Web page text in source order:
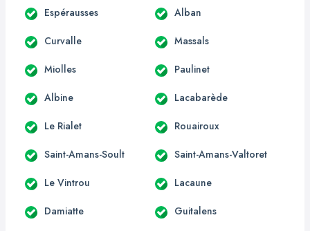
Espérausses Alban
Curvalle Massals
Miolles Paulinet
Albine Lacabarède
Le Rialet Rouairoux
Saint-Amans-Soult Saint-Amans-Valtoret
Le Vintrou Lacaune
Damiatte Guitalens